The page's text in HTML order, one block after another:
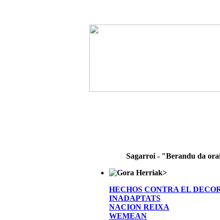
Sagarroi - "Berandu da
>
HECHOS CONTRA EL
INADAPTATS
NACION REIXA
WEMEAN